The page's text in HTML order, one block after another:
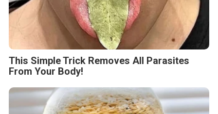
This Simple Trick Removes All Parasites
From Your Body!